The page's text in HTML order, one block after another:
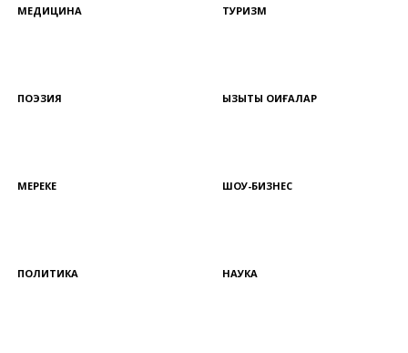
МЕДИЦИНА ТУРИЗМ
ПОЭЗИЯ ҚЫЗЫҚТЫ ОҚИҒАЛАР
МЕРЕКЕ ШОУ-БИЗНЕС
ПОЛИТИКА НАУКА